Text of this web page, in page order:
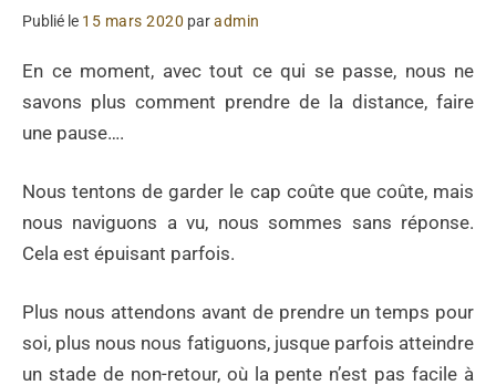
Publié le 15 mars 2020 paradmin
En ce moment, avec tout ce qui se passe, nous ne
savons plus comment prendre de la distance, faire
une pause….
Nous tentons de garder le cap coûte que coûte, mais
nous naviguons a vu, nous sommes sans réponse.
Cela est épuisant parfois.
Plus nous attendons avant de prendre un temps pour
soi, plus nous nous fatiguons, jusque parfois atteindre
un stade de non-retour, où la pente n’est pas facile à